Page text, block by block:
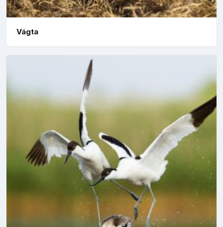
Vágta